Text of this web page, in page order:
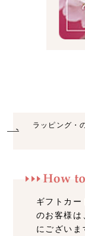
ラッピング・
ギフトカ
のお客様は
にございま